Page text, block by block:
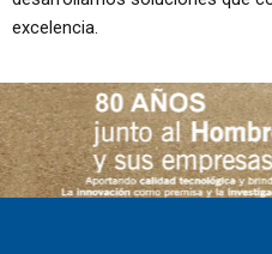
excelencia.